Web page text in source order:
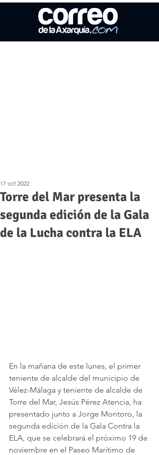
Torre del Mar presenta la
segunda edición de la Gala
de la Lucha contra la ELA
17 oct 2022
En la mañana de este lunes, el primer
teniente de alcalde del municipio de
Vélez-Málaga y teniente de alcalde de
Torre del Mar, Jesús Pérez Atencia, ha
presentado junto a Jorge Montoro, la
segunda edición de la Gala Contra la
ELA, que se celebrará el próximo 19 de
noviembre en el Paseo Marítimo de